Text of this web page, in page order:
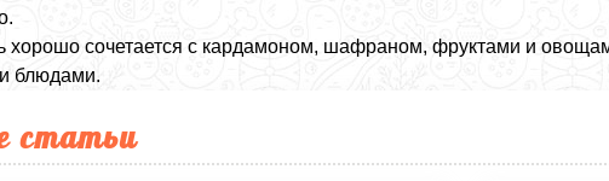
хорошо сочетается с кардамоном, шафраном, фруктами и
блюдами.
статьи